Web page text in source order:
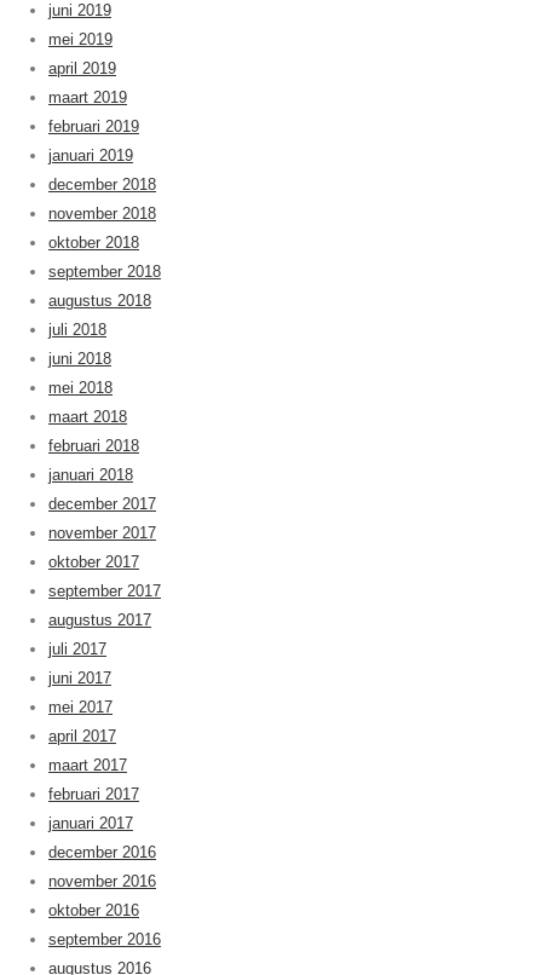
juni 2019
mei 2019
april 2019
maart 2019
februari 2019
januari 2019
december 2018
november 2018
oktober 2018
september 2018
augustus 2018
juli 2018
juni 2018
mei 2018
maart 2018
februari 2018
januari 2018
december 2017
november 2017
oktober 2017
september 2017
augustus 2017
juli 2017
juni 2017
mei 2017
april 2017
maart 2017
februari 2017
januari 2017
december 2016
november 2016
oktober 2016
september 2016
augustus 2016